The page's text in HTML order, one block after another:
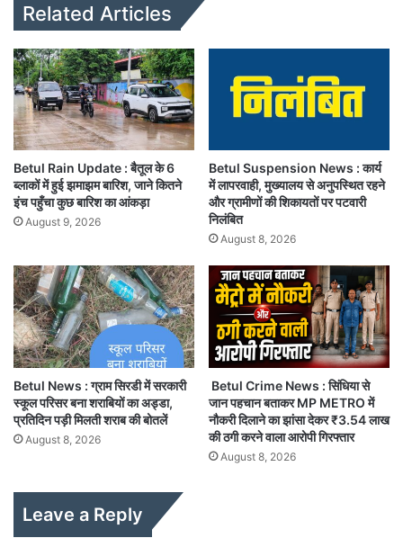
Related Articles
Betul Rain Update : बैतूल के 6
ब्लाकों में हुई झमाझम बारिश, जाने कितने
इंच पहुँचा कुछ बारिश का आंकड़ा
August 9, 2026
Betul Suspension News : कार्य
में लापरवाही, मुख्यालय से अनुपस्थित रहने
और ग्रामीणों की शिकायतों पर पटवारी
निलंबित
August 8, 2026
Betul News : ग्राम सिरडी में सरकारी
स्कूल परिसर बना शराबियों का अड्डा,
प्रतिदिन पड़ी मिलती शराब की बोतलें
August 8, 2026
Betul Crime News : सिंधिया से
जान पहचान बताकर MP METRO में
नौकरी दिलाने का झांसा देकर ₹3.54 लाख
की ठगी करने वाला आरोपी गिरफ्तार
August 8, 2026
Leave a Reply